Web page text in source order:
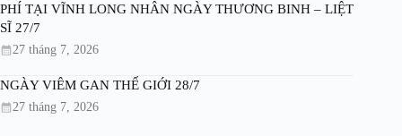
PHÍ TẠI VĨNH LONG NHÂN NGÀY THƯƠNG BINH – LIỆT
SĨ 27/7
27 tháng 7, 2026
NGÀY VIÊM GAN THẾ GIỚI 28/7
27 tháng 7, 2026